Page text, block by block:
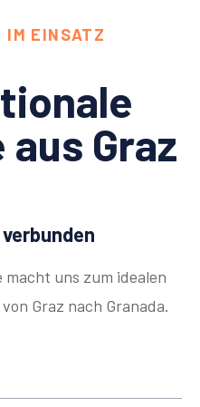
IM EINSATZ
Graz
uns zum idealen
Graz nach Granada.